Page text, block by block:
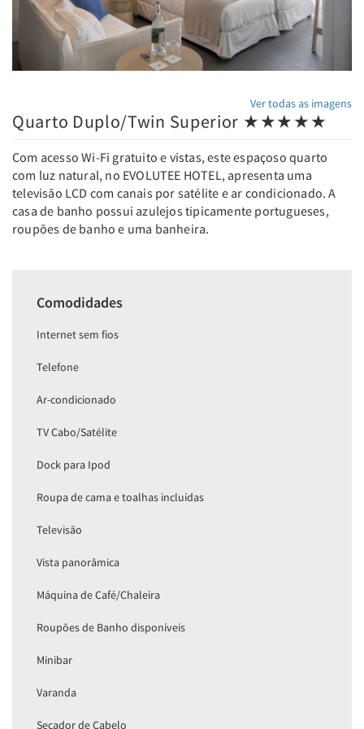
Ver todas as imagens
Quarto Duplo/Twin Superior ★★★★★
Com acesso Wi-Fi gratuito e vistas, este espaçoso quarto
com luz natural, no EVOLUTEE HOTEL, apresenta uma
televisão LCD com canais por satélite e ar condicionado. A
casa de banho possui azulejos tipicamente portugueses,
roupões de banho e uma banheira.
Comodidades
Internet sem fios
Telefone
Ar-condicionado
TV Cabo/Satélite
Dock para Ipod
Roupa de cama e toalhas incluídas
Televisão
Vista panorâmica
Máquina de Café/Chaleira
Roupões de Banho disponíveis
Minibar
Varanda
Secador de Cabelo